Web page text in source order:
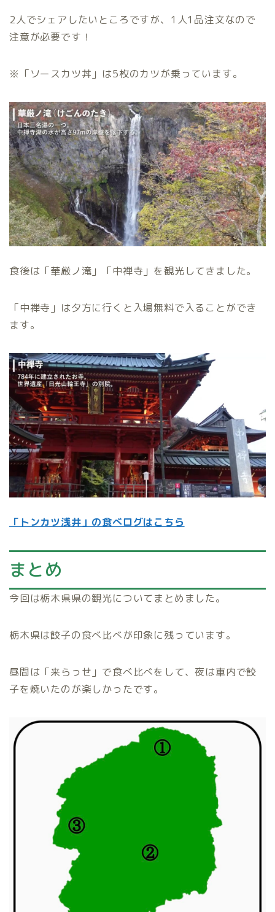
2人でシェアしたいところですが、1人1品注文なので
注意が必要です！
※「ソースカツ丼」は5枚のカツが乗っています。
食後は「華厳ノ滝」「中禅寺」を観光してきました。
「中禅寺」は夕方に行くと入場無料で入ることができ
ます。
「トンカツ浅井」の食べログはこちら
まとめ
今回は栃木県県の観光についてまとめました。
栃木県は餃子の食べ比べが印象に残っています。
昼間は「来らっせ」で食べ比べをして、夜は車内で餃
子を焼いたのが楽しかったです。